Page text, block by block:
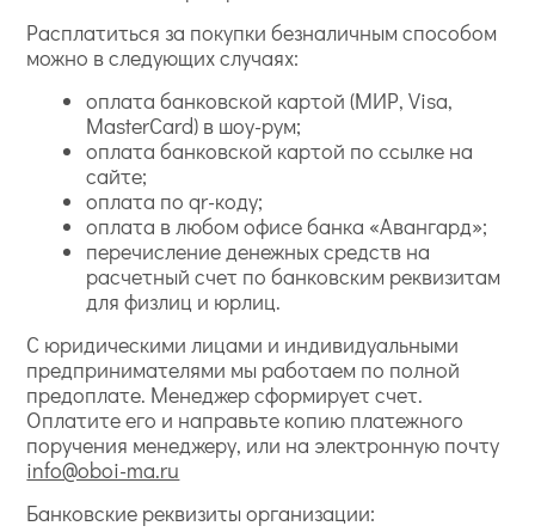
Расплатиться за покупки безналичным способом
можно в следующих случаях:
оплата банковской картой (МИР, Visa,
MasterCard) в шоу-рум;
оплата банковской картой по ссылке на
сайте;
оплата по qr-коду;
оплата в любом офисе банка «Авангард»;
перечисление денежных средств на
расчетный счет по банковским реквизитам
для физлиц и юрлиц.
С юридическими лицами и индивидуальными
предпринимателями мы работаем по полной
предоплате. Менеджер сформирует счет.
Оплатите его и направьте копию платежного
поручения менеджеру, или на электронную почту
info@oboi-ma.ru
Банковские реквизиты организации: